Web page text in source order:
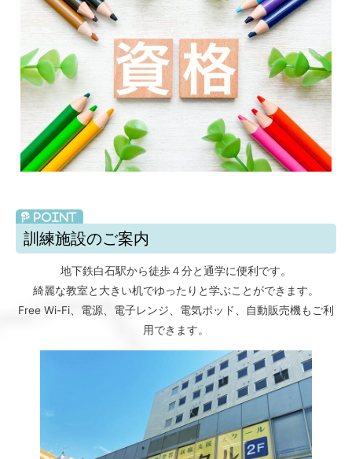
訓練施設のご案内
地下鉄白石駅から徒歩４分と通学に便利です。
綺麗な教室と大きい机でゆったりと学ぶことができます。
Free Wi-Fi、電源、電子レンジ、電気ポッド、自動販売機もご利
用できます。